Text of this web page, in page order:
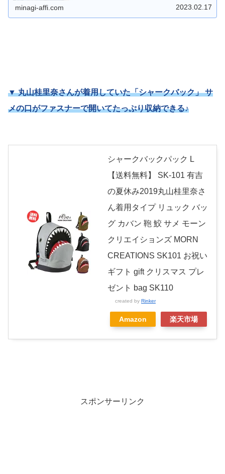
す！また「浪速のイタリアーノ」という愛称の真相につい
minagi-affi.com 2023.02.17
▼ 丸山桂里奈さんが着用していた「シャークバック」 サ
メの口がファスナーで開いてたっぷり収納できる♪
シャークバックパック L
【送料無料】 SK-101 有吉
の夏休み2019丸山桂里奈さ
ん着用タイプ リュック バッ
グ カバン 鞄 鮫 サメ モーン
クリエイションズ MORN
CREATIONS SK101 お祝い
ギフト gift クリスマス プレ
ゼント bag SK110
created by Rinker
Amazon 楽天市場
スポンサーリンク